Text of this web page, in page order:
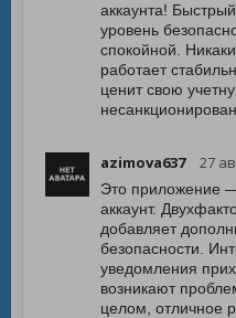
аккаунта!
уровень
спокойной.
работает
ценит свою
azimova637 27
Это приложение
аккаунт.
добавляет
безопасности.
уведомления
возникают
целом, отличное